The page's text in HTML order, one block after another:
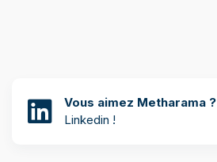
Vous aimez Metharama ?
Linkedin !